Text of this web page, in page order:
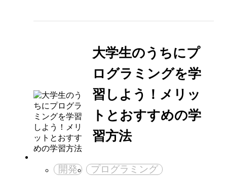
大学生のうちにプ
ログラミングを学
習しよう！メリッ
トとおすすめの学
習方法
開発 プログラミング